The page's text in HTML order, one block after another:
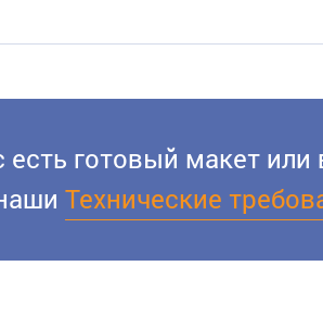
есть готовый макет
Технические